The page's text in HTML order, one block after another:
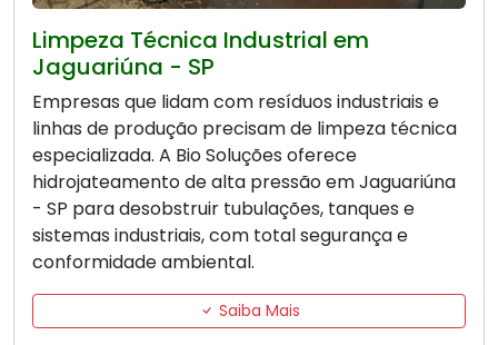
Limpeza Técnica Industrial em
Jaguariúna - SP
Empresas que lidam com resíduos industriais e
linhas de produção precisam de limpeza técnica
especializada. A Bio Soluções oferece
hidrojateamento de alta pressão em Jaguariúna
- SP para desobstruir tubulações, tanques e
sistemas industriais, com total segurança e
conformidade ambiental.
Saiba Mais